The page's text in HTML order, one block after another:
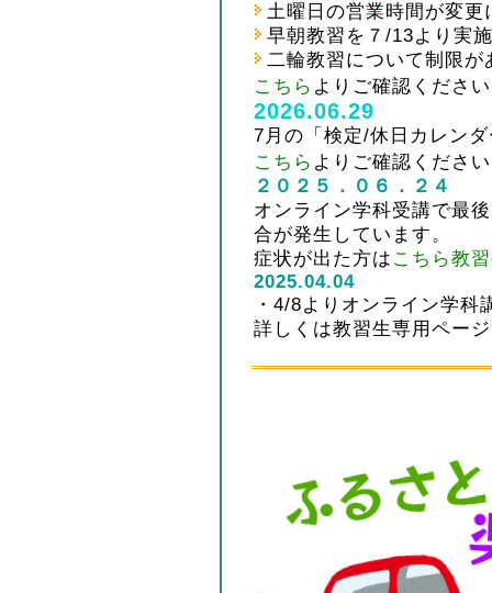
土曜日の営業時間が変更
早朝教習を７/13より実
二輪教習について制限が
こちら よりご確認くださ
2026.06.29
7月の「検定/休日カレン
こちら よりご確認くださ
２０２５．０６．２４
オンライン学科受講で最
合が発生しています。
症状が出た方は こちら教
2025.04.04
・4/8よりオンライン学科
詳しくは教習生専用ペー